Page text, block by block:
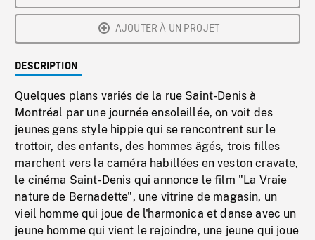
AJOUTER À UN PROJET
DESCRIPTION
Quelques plans variés de la rue Saint-Denis à
Montréal par une journée ensoleillée, on voit des
jeunes gens style hippie qui se rencontrent sur le
trottoir, des enfants, des hommes âgés, trois filles
marchent vers la caméra habillées en veston cravate,
le cinéma Saint-Denis qui annonce le film "La Vraie
nature de Bernadette", une vitrine de magasin, un
vieil homme qui joue de l'harmonica et danse avec un
jeune homme qui vient le rejoindre, une jeune qui joue